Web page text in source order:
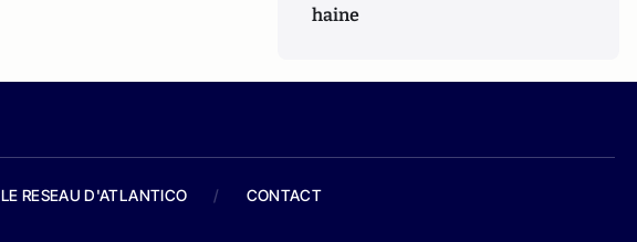
haine
LE RESEAU D'ATLANTICO / CONTACT